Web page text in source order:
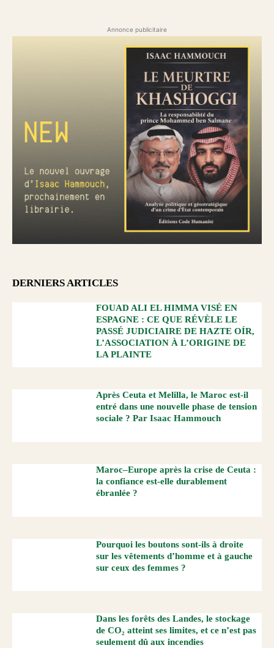
Annonce publicitaire
DERNIERS ARTICLES
FOUAD ALI EL HIMMA VISÉ EN
ESPAGNE : CE QUE RÉVÈLE LE
PASSÉ JUDICIAIRE DE HAZTE OÍR,
L’ASSOCIATION À L’ORIGINE DE
LA PLAINTE
Après Ceuta et Melilla, le Maroc est-il
entré dans une nouvelle phase de tension
sociale ? Par Isaac Hammouch
Maroc–Europe après la crise de Ceuta :
la confiance est-elle durablement
ébranlée ?
Pourquoi les boutons sont-ils à droite
sur les vêtements d’homme et à gauche
sur ceux des femmes ?
Dans les forêts des Landes, le stockage
de CO₂ atteint ses limites, et ce n’est pas
seulement dû aux incendies